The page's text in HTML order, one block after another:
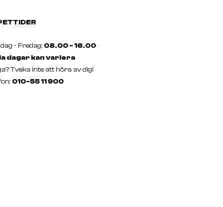
- Fredag: 08.00 - 16.00
dagar kan variera
Tveka inte att höra av dig!
010-55 11 900